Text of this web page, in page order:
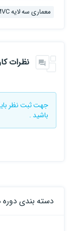
معماری سه لایه MVC
نظرات
جهت ثبت نظر
باشید .
دسته بندی